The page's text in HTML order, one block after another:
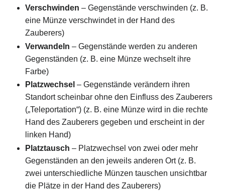
Verschwinden – Gegenstände verschwinden (z. B.
eine Münze verschwindet in der Hand des
Zauberers)
Verwandeln – Gegenstände werden zu anderen
Gegenständen (z. B. eine Münze wechselt ihre
Farbe)
Platzwechsel – Gegenstände verändern ihren
Standort scheinbar ohne den Einfluss des Zauberers
(„Teleportation“) (z. B. eine Münze wird in die rechte
Hand des Zauberers gegeben und erscheint in der
linken Hand)
Platztausch – Platzwechsel von zwei oder mehr
Gegenständen an den jeweils anderen Ort (z. B.
zwei unterschiedliche Münzen tauschen unsichtbar
die Plätze in der Hand des Zauberers)